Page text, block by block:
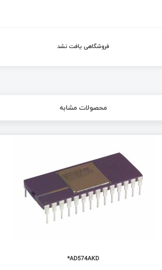
فروشگاهی یافت نشد
محصولات مشابه
AD574AKD*